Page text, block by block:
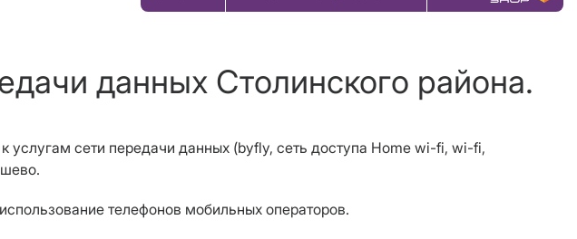
данных Столинского района.
услугам сети передачи данных (byfly, сеть доступа Home wi-fi, wi-fi,
телефонов мобильных операторов.